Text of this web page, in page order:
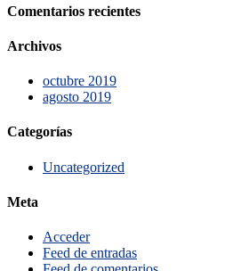
Comentarios recientes
Archivos
octubre 2019
agosto 2019
Categorías
Uncategorized
Meta
Acceder
Feed de entradas